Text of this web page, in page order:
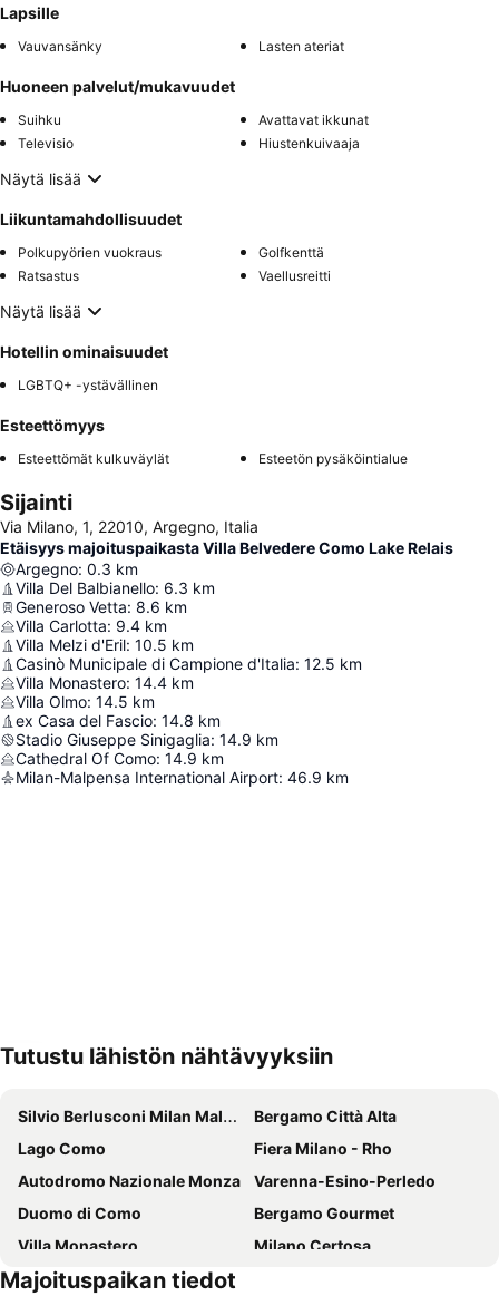
Lapsille
Vauvansänky Lasten ateriat
Huoneen palvelut/mukavuudet
Suihku
Avattavat ikkunat
Televisio
Hiustenkuivaaja
Näytä lisää
Liikuntamahdollisuudet
Polkupyörien vuokraus
Golfkenttä
Ratsastus
Vaellusreitti
Näytä lisää
Hotellin ominaisuudet
LGBTQ+ -ystävällinen
Esteettömyys
Esteettömät kulkuväylät Esteetön pysäköintialue
Sijainti
Via Milano, 1, 22010, Argegno, Italia
Etäisyys majoituspaikasta Villa Belvedere Como Lake Relais
Argegno: 0.3 km
Villa Del Balbianello: 6.3 km
Generoso Vetta: 8.6 km
Villa Carlotta: 9.4 km
Villa Melzi d'Eril: 10.5 km
Casinò Municipale di Campione d'Italia: 12.5 km
Villa Monastero: 14.4 km
Villa Olmo: 14.5 km
ex Casa del Fascio: 14.8 km
Stadio Giuseppe Sinigaglia: 14.9 km
Cathedral Of Como: 14.9 km
Milan-Malpensa International Airport: 46.9 km
Tutustu lähistön nähtävyyksiin
Silvio Berlusconi Milan Malpensa Airport
Bergamo Città Alta
Lago Como
Fiera Milano - Rho
Autodromo Nazionale Monza
Varenna-Esino-Perledo
Duomo di Como
Bergamo Gourmet
Villa Monastero
Milano Certosa
Casinò di Campione
Majoituspaikan tiedot